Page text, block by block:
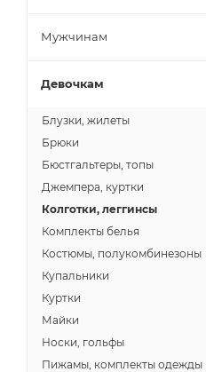
Мужчинам
Девочкам
Блузки, жилеты
Брюки
Бюстгальтеры, топы
Джемпера, куртки
Колготки, леггинсы
Комплекты белья
Костюмы, полукомбинезоны
Купальники
Куртки
Майки
Носки, гольфы
Пижамы, комплекты одежды